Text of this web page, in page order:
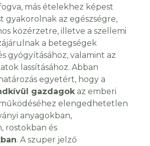
más ételekhez képest
gyakorolnak az egészségre,
közérzetre, illetve a szellemi
a betegségek
gyógyításához, valamint az
lassításához. Abban
egyetért, hogy a
gazdagok az emberi
elengedhetetlen
anyagokban,
rostokban és
. A szuper jelző